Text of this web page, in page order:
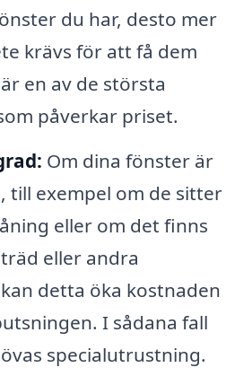
du har, desto mer
krävs för att få dem
en av de största
påverkar priset.
Om dina fönster är
till exempel om de sitter
eller om det finns
eller andra
detta öka kostnaden
I sådana fall
specialutrustning.